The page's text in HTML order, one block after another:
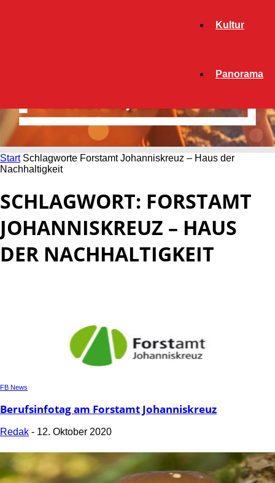
Kultur
Panorama
Start Schlagworte Forstamt Johanniskreuz – Haus der
Nachhaltigkeit
SCHLAGWORT: FORSTAMT
JOHANNISKREUZ – HAUS
DER NACHHALTIGKEIT
FB News
Berufsinfotag am Forstamt Johanniskreuz
Redak - 12. Oktober 2020